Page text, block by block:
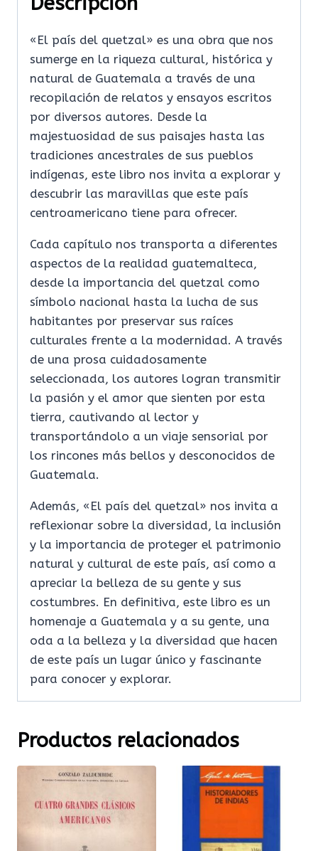
«El país del quetzal» es una obra que nos
sumerge en la riqueza cultural, histórica y
natural de Guatemala a través de una
recopilación de relatos y ensayos escritos
por diversos autores. Desde la
majestuosidad de sus paisajes hasta las
tradiciones ancestrales de sus pueblos
indígenas, este libro nos invita a explorar y
descubrir las maravillas que este país
centroamericano tiene para ofrecer.
Cada capítulo nos transporta a diferentes
aspectos de la realidad guatemalteca,
desde la importancia del quetzal como
símbolo nacional hasta la lucha de sus
habitantes por preservar sus raíces
culturales frente a la modernidad. A través
de una prosa cuidadosamente
seleccionada, los autores logran transmitir
la pasión y el amor que sienten por esta
tierra, cautivando al lector y
transportándolo a un viaje sensorial por
los rincones más bellos y desconocidos de
Guatemala.
Además, «El país del quetzal» nos invita a
reflexionar sobre la diversidad, la inclusión
y la importancia de proteger el patrimonio
natural y cultural de este país, así como a
apreciar la belleza de su gente y sus
costumbres. En definitiva, este libro es un
homenaje a Guatemala y a su gente, una
oda a la belleza y la diversidad que hacen
de este país un lugar único y fascinante
para conocer y explorar.
Productos relacionados